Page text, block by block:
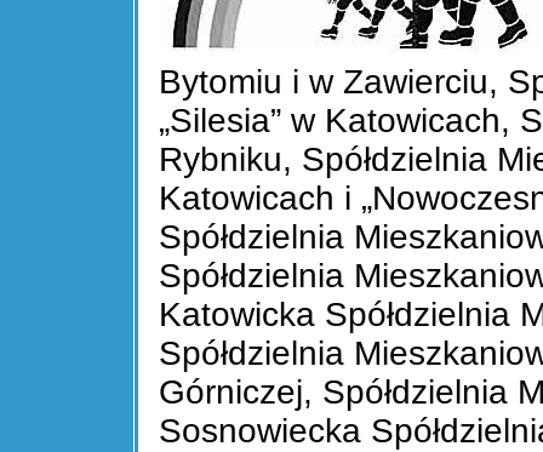
Bytomiu i w Zawierciu,
„Silesia” w Katowicach,
Rybniku, Spółdzielnia
Katowicach i
Spółdzielnia
Spółdzielnia
Katowicka Spółdzielnia
Spółdzielnia
Górniczej, Spółdzielnia
Sosnowiecka